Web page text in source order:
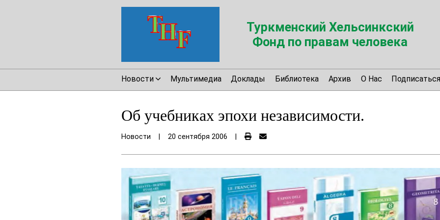
Туркменский Хельсинкский
Фонд по правам человека
Новости Мультимедиа Доклады Библиотека Архив О Нас
Об учебниках эпохи независимости.
Новости 20 сентября 2006